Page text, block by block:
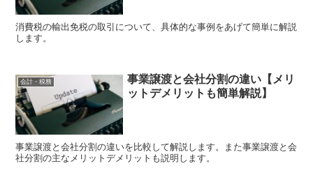
消費税の輸出免税の取引について、具体的な事例をあげて簡単に解説
します。
会計・税務
事業譲渡と会社分割の違い【メリ
ットデメリットも簡単解説】
事業譲渡と会社分割の違いを比較して解説します。また事業譲渡と会
社分割の主なメリットデメリットも説明します。